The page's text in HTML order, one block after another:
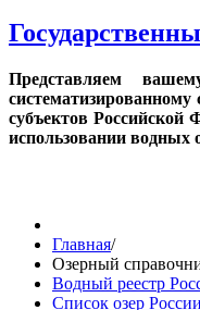
Представляем
систематизированному
субъектов Российской
использовании водных
Главная/
Озерный
Водный реестр
Список озер России